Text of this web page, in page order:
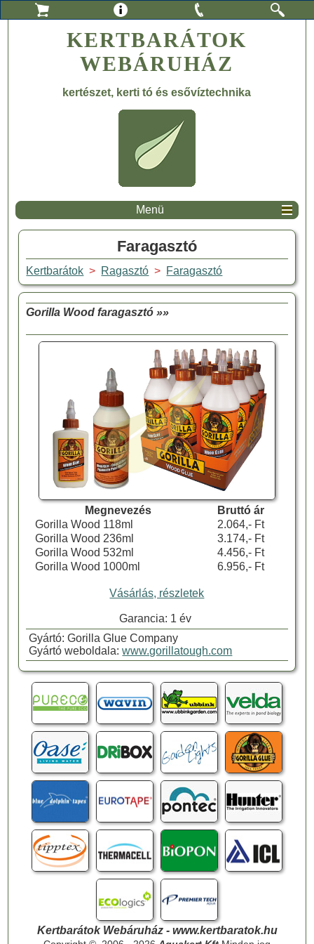
KERTBARÁTOK
WEBÁRUHÁZ
kertészet, kerti tó és esővíztechnika
Menü
Faragasztó
Kertbarátok > Ragasztó > Faragasztó
Gorilla Wood faragasztó »»
Megnevezés
Bruttó ár
Gorilla Wood 118ml
2.064,- Ft
Gorilla Wood 236ml
3.174,- Ft
Gorilla Wood 532ml
4.456,- Ft
Gorilla Wood 1000ml
6.956,- Ft
Vásárlás, részletek
Garancia: 1 év
Gyártó: Gorilla Glue Company
Gyártó weboldala:www.gorillatough.com
Kertbarátok Webáruház - www.kertbaratok.hu